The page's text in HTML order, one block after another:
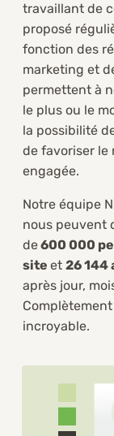
travaillant de
proposé
fonction des
marketing et
permettent à
le plus ou le
la possibilité
de favoriser le
engagée.
Notre équipe
nous peuvent
de600 000
site et 26 144
après jour,
incroyable.